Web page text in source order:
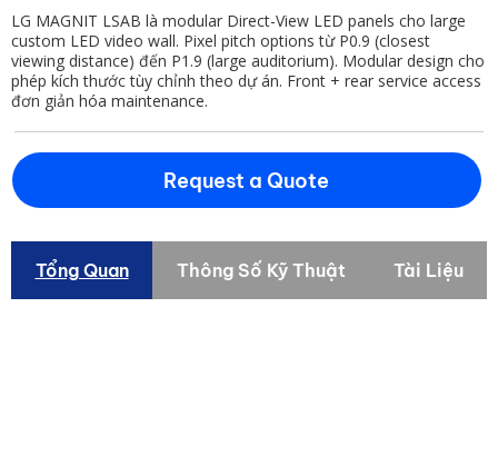
LG MAGNIT LSAB là modular Direct-View LED panels cho large
custom LED video wall. Pixel pitch options từ P0.9 (closest
viewing distance) đến P1.9 (large auditorium). Modular design cho
phép kích thước tùy chỉnh theo dự án. Front + rear service access
đơn giản hóa maintenance.
Request a Quote
Tổng Quan Thông Số Kỹ Thuật Tài Liệu